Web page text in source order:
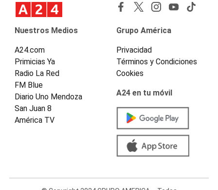
Nuestros Medios
A24.com
Primicias Ya
Radio La Red
FM Blue
Diario Uno Mendoza
San Juan 8
América TV
Grupo América
Privacidad
Términos y Condiciones
Cookies
A24 en tu móvil